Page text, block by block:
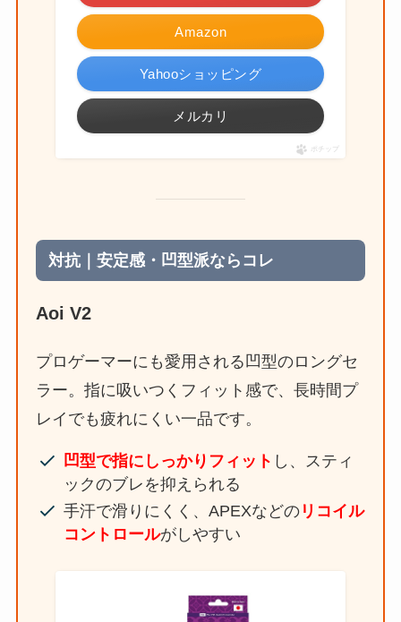
Amazon
Yahooショッピング
メルカリ
ポチップ
対抗｜安定感・凹型派ならコレ
Aoi V2
プロゲーマーにも愛用される凹型のロングセ
ラー。指に吸いつくフィット感で、長時間プ
レイでも疲れにくい一品です。
凹型で指にしっかりフィット し、スティ
ックのブレを抑えられる
手汗で滑りにくく、APEXなどの リコイル
コントロールがしやすい